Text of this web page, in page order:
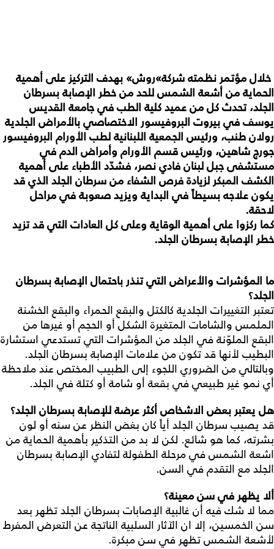
خلالمؤتمرنظمتهشركة»روش» بهدف التركيزعلىأهمية
الحمايةمنأشعة الشمسللحدمنخطر الإصابةبسرطان
الجلد، تحدثكلمنعميدكلية الطبفيجامعة القديس
يوسففيبيروت البروفيسور الاختصاصيبالأمراض الجلدية
رولانطنب، ورئيس الجمعية اللبنانيةلطب الأورام البروفيسور
جورجشاهين، ورئيسقسم الأورام وأمراض الدمفي
مستشفىجبللبنانفادينصر، فشدّد الأطباء علىأهمية
الكشف المبكرلزيادةفرص الشفاء منسرطان الجلد الذيقد
يكونعلاجهبسيطاًفي البداية ويزيدصعوبةفيمراحل
لاحقة.
كما ركزوا علىأهمية الوقاية وعلىكل العادات التيقدتزيد
خطر الإصابةبسرطان الجلد.
ما المؤشرات والأعراض التيتنذرباحتمال الإصابةبسرطان
الجلد؟
تعتبر التغييرات الجلدية كالكتل والبقع الحمراء والبقع الخشنة
الملمس والشامات المتغيرة الشكل أو الحجم أو غيرها من
البقع الملوّنة في الجلد من المؤشرات التي تستدعي استشارة
البطيب لأنها قد تكون من علامات الإصابة بسرطان الجلد.
وبالتالي من الضروري اللجوء إلى الطبيب المختص عند ملاحظة
أي نمو غير طبيعي في بقعة أو شامة أو كتلة في الجلد.
هل يعتبربعض الاشخاصأكثرعرضةللإصابةبسرطان الجلد؟
قد يصيب سرطان الجلد أياً كان بغض النظر عن سنه أو لون
بشرته، كما هو شائع. لكن لا بد من التذكير بأهمية الحماية من
اشعة الشمس في مرحلة الطفولة لتفادي الإصابة بسرطان
الجلد مع التقدم في السن.
ألا يظهرفيسنمعينة؟
مما لا شك فيه أن غالبية الإصابات بسرطان الجلد تظهر بعد
سن الخمسين، إلا ان الآثار السلبية الناتجة عن التعرض المفرط
لأشعة الشمس تظهر في سن مبكرة.